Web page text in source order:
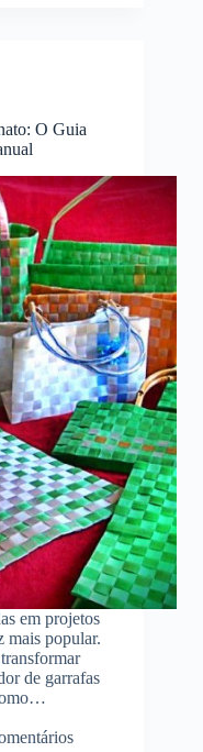
O Guia
em projetos
mais popular.
de garrafas